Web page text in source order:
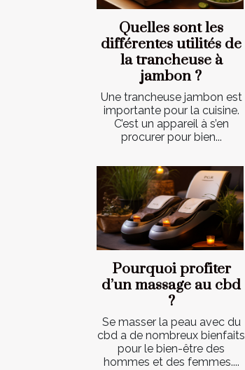
Quelles sont les
différentes utilités de
la trancheuse à
jambon ?
Une trancheuse jambon est
importante pour la cuisine.
C’est un appareil à s’en
procurer pour bien...
Pourquoi profiter
d’un massage au cbd
?
Se masser la peau avec du
cbd a de nombreux bienfaits
pour le bien-être des
hommes et des femmes....